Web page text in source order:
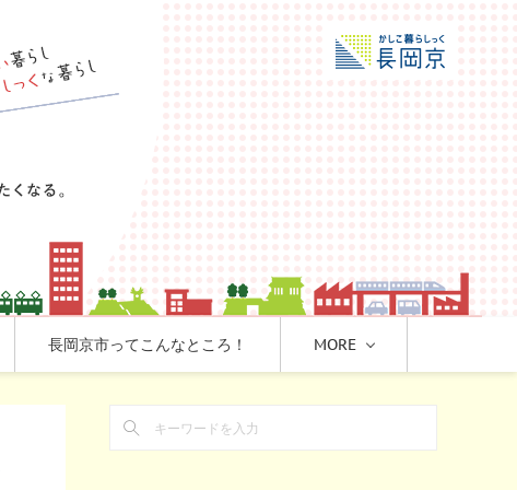
長岡京市ってこんなところ！ MORE